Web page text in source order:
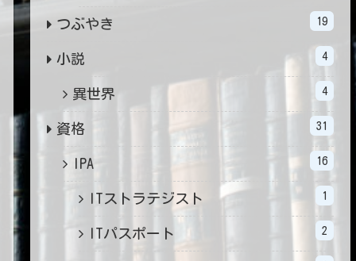
つぶやき 19
小説 4
異世界 4
資格 31
IPA 16
ITストラテジスト 1
ITパスポート 2